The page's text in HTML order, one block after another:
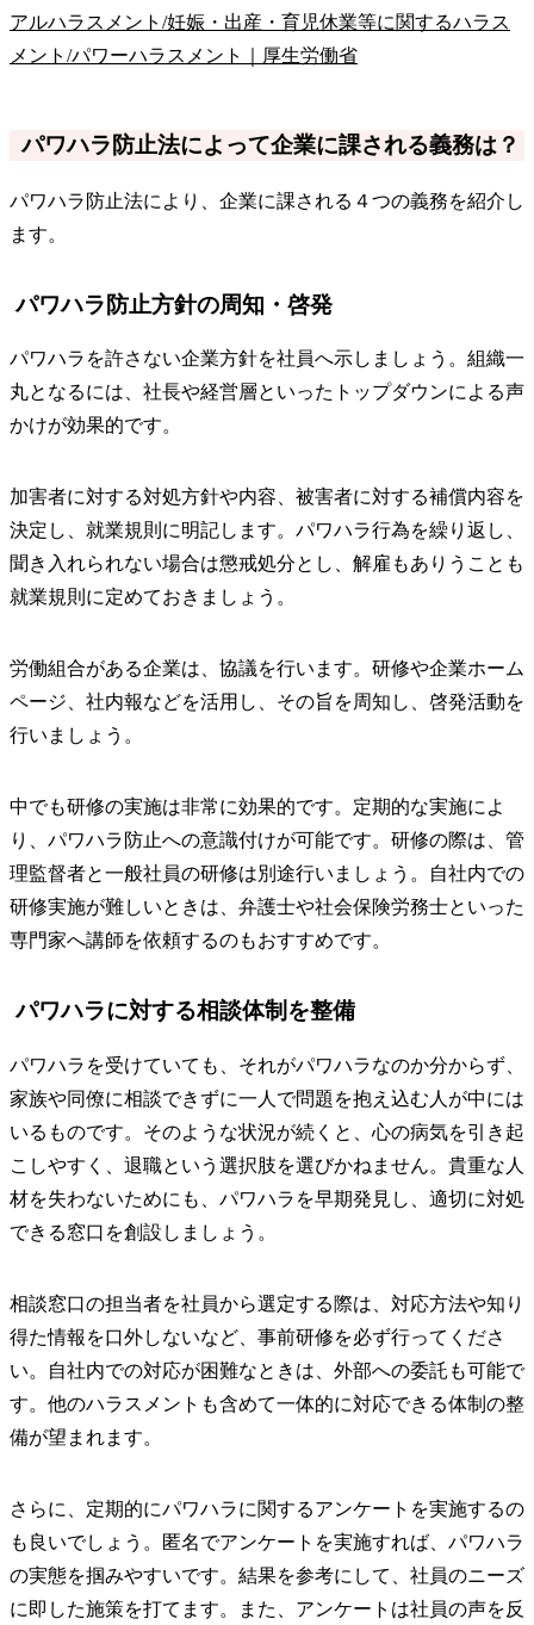
アルハラスメント/妊娠・出産・育児休業等に関するハラス
メント/パワーハラスメント｜厚生労働省
パワハラ防止法によって企業に課される義務は？
パワハラ防止法により、企業に課される４つの義務を紹介し
ます。
パワハラ防止方針の周知・啓発
パワハラを許さない企業方針を社員へ示しましょう。組織一
丸となるには、社長や経営層といったトップダウンによる声
かけが効果的です。
加害者に対する対処方針や内容、被害者に対する補償内容を
決定し、就業規則に明記します。パワハラ行為を繰り返し、
聞き入れられない場合は懲戒処分とし、解雇もありうことも
就業規則に定めておきましょう。
労働組合がある企業は、協議を行います。研修や企業ホーム
ページ、社内報などを活用し、その旨を周知し、啓発活動を
行いましょう。
中でも研修の実施は非常に効果的です。定期的な実施によ
り、パワハラ防止への意識付けが可能です。研修の際は、管
理監督者と一般社員の研修は別途行いましょう。自社内での
研修実施が難しいときは、弁護士や社会保険労務士といった
専門家へ講師を依頼するのもおすすめです。
パワハラに対する相談体制を整備
パワハラを受けていても、それがパワハラなのか分からず、
家族や同僚に相談できずに一人で問題を抱え込む人が中には
いるものです。そのような状況が続くと、心の病気を引き起
こしやすく、退職という選択肢を選びかねません。貴重な人
材を失わないためにも、パワハラを早期発見し、適切に対処
できる窓口を創設しましょう。
相談窓口の担当者を社員から選定する際は、対応方法や知り
得た情報を口外しないなど、事前研修を必ず行ってくださ
い。自社内での対応が困難なときは、外部への委託も可能で
す。他のハラスメントも含めて一体的に対応できる体制の整
備が望まれます。
さらに、定期的にパワハラに関するアンケートを実施するの
も良いでしょう。匿名でアンケートを実施すれば、パワハラ
の実態を掴みやすいです。結果を参考にして、社員のニーズ
に即した施策を打てます。また、アンケートは社員の声を反